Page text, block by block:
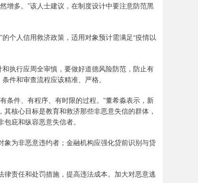
增多。”该人士建议，在制度设计中要注意防范黑
个人信用救济政策，适用对象预计需满足“疫情以
执行应周全审慎，要做好道德风险防范，防止有
件和审查流程应该精准、严格。
件、有程序、有时限的过程。”董希淼表示，新
核心目标是教育和救济那些非恶意失信的群体，
庇和纵容恶意失信者。
为非恶意违约者；金融机构应强化贷前识别与贷
责任和处罚措施，提高违法成本。加大对恶意逃